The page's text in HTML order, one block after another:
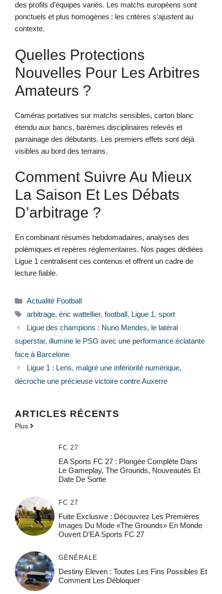
des profils d’équipes variés. Les matchs européens sont
ponctuels et plus homogènes : les critères s’ajustent au
contexte.
Quelles Protections
Nouvelles Pour Les Arbitres
Amateurs ?
Caméras portatives sur matchs sensibles, carton blanc
étendu aux bancs, barèmes disciplinaires relevés et
parrainage des débutants. Les premiers effets sont déjà
visibles au bord des terrains.
Comment Suivre Au Mieux
La Saison Et Les Débats
D’arbitrage ?
En combinant résumés hebdomadaires, analyses des
polémiques et repères réglementaires. Nos pages dédiées
Ligue 1 centralisent ces contenus et offrent un cadre de
lecture fiable.
Catégories
Actualité Football
Étiquettes
arbitrage, éric wattellier, football, Ligue 1, sport
Ligue des champions : Nuno Mendes, le latéral
superstar, illumine le PSG avec une performance éclatante
face à Barcelone
Ligue 1 : Lens, malgré une infériorité numérique,
décroche une précieuse victoire contre Auxerre
ARTICLES RÉCENTS
Plus
FC 27
EA Sports FC 27 : Plongée Complète Dans
Le Gameplay, The Grounds, Nouveautés Et
Date De Sortie
FC 27
Fuite Exclusive : Découvrez Les Premières
Images Du Mode «The Grounds» En Monde
Ouvert D’EA Sports FC 27
GÉNÉRALE
Destiny Eleven : Toutes Les Fins Possibles Et
Comment Les Débloquer